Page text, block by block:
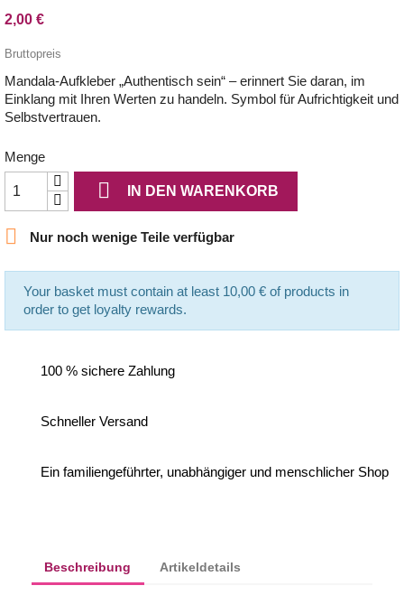
2,00 €
Bruttopreis
Mandala-Aufkleber „Authentisch sein“ – erinnert Sie daran, im
Einklang mit Ihren Werten zu handeln. Symbol für Aufrichtigkeit und
Selbstvertrauen.
Menge
 IN DEN WARENKORB
 Nur noch wenige Teile verfügbar
Your basket must contain at least 10,00 € of products in
order to get loyalty rewards.
100 % sichere Zahlung
Schneller Versand
Ein familiengeführter, unabhängiger und menschlicher Shop
Beschreibung Artikeldetails